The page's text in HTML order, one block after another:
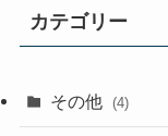
ブ
カテゴリー
その他 (4)